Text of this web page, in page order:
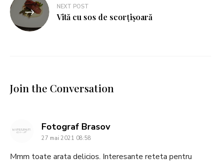
NEXT POST
Vită cu sos de scorțișoară
Join the Conversation
Fotograf Brasovsays:
27 mai 2021 08:58
Mmm toate arata delicios. Interesante reteta pentru